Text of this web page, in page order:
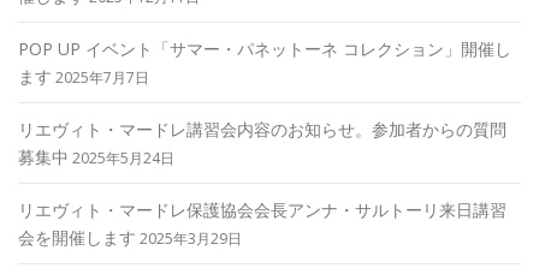
POP UP イベント「サマー・パネットーネ コレクション」開催し
ます 2025年7月7日
リエヴィト・マードレ講習会内容のお知らせ。参加者からの質問
募集中 2025年5月24日
リエヴィト・マードレ保護協会会長アンナ・サルトーリ来日講習
会を開催します 2025年3月29日